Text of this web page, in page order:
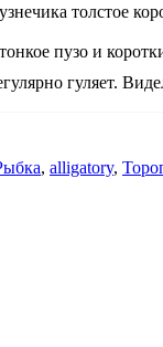
толстое
пузо и
гуляет.
, alligatory,